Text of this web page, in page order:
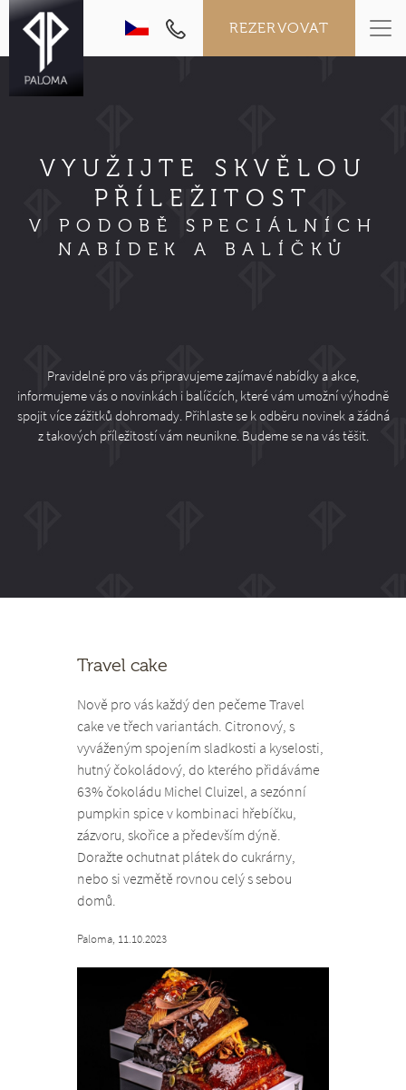
REZERVOVAT
VYUŽIJTE SKVĚLOU
PŘÍLEŽITOST
V PODOBĚ SPECIÁLNÍCH
NABÍDEK A BALÍČKŮ
Pravidelně pro vás připravujeme zajímavé nabídky a akce,
informujeme vás o novinkách i balíčcích, které vám umožní výhodně
spojit více zážitků dohromady. Přihlaste se k odběru novinek a žádná
z takových příležitostí vám neunikne. Budeme se na vás těšit.
Travel cake
Nově pro vás každý den pečeme Travel
cake ve třech variantách. Citronový, s
vyváženým spojením sladkosti a kyselosti,
hutný čokoládový, do kterého přidáváme
63% čokoládu Michel Cluizel, a sezónní
pumpkin spice v kombinaci hřebíčku,
zázvoru, skořice a především dýně.
Doražte ochutnat plátek do cukrárny,
nebo si vezmětě rovnou celý s sebou
domů.
Paloma, 11.10.2023